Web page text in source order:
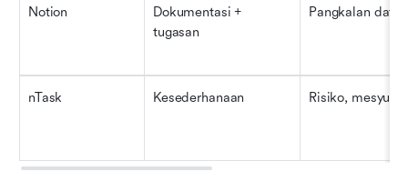
Notion
Dokumentasi +
tugasan
Pangkalan data,
nTask Kesederhanaan Risiko,